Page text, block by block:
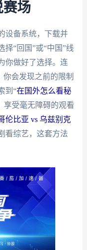
赛场
设备系统，下载并
“回国”或“中国”线
你做好了选择。连
会发现之前的限制
到“在国外怎么看秘
享受毫无障碍的观看
伦比亚 vs 乌兹别克
看综艺，这套方法